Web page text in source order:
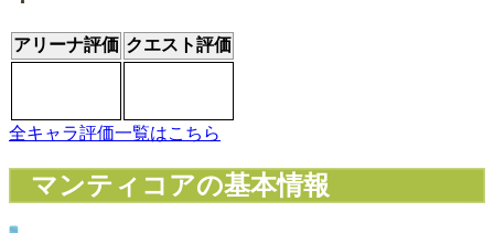
アリーナ評価 クエスト評価
全キャラ評価一覧はこちら
マンティコアの基本情報